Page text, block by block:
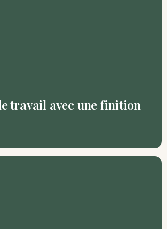
travail avec une finition